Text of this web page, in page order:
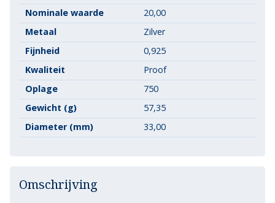
Nominale waarde
20,00
Metaal
Zilver
Fijnheid
0,925
Kwaliteit
Proof
Oplage
750
Gewicht (g)
57,35
Diameter (mm)
33,00
Omschrijving